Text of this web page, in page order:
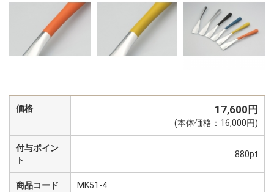
価格 17,600円
(本体価格：16,000円)
付与ポイン
ト
880pt
商品コード MK51-4